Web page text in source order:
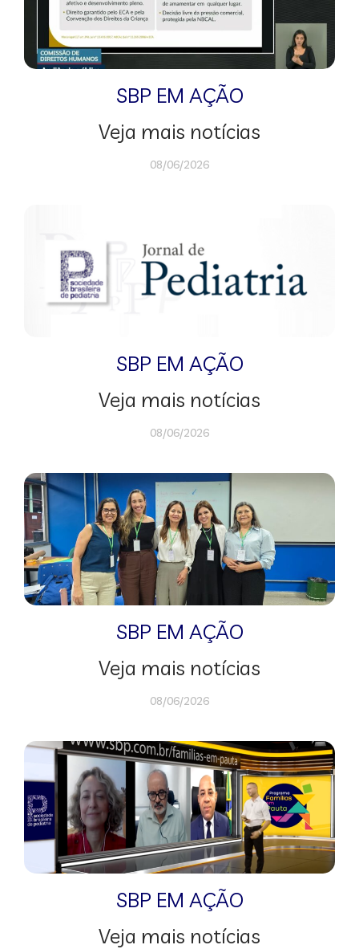
SBP EM AÇÃO
Veja mais notícias
08/06/2026
SBP EM AÇÃO
Veja mais notícias
08/06/2026
SBP EM AÇÃO
Veja mais notícias
08/06/2026
SBP EM AÇÃO
Veja mais notícias